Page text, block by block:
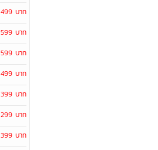
499 บาท
599 บาท
599 บาท
499 บาท
399 บาท
299 บาท
399 บาท